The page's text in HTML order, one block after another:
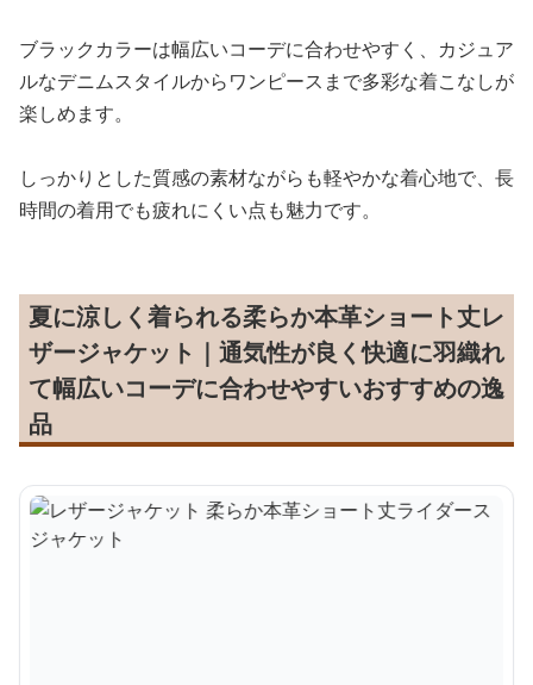
ブラックカラーは幅広いコーデに合わせやすく、カジュア
ルなデニムスタイルからワンピースまで多彩な着こなしが
楽しめます。
しっかりとした質感の素材ながらも軽やかな着心地で、長
時間の着用でも疲れにくい点も魅力です。
夏に涼しく着られる柔らか本革ショート丈レ
ザージャケット｜通気性が良く快適に羽織れ
て幅広いコーデに合わせやすいおすすめの逸
品